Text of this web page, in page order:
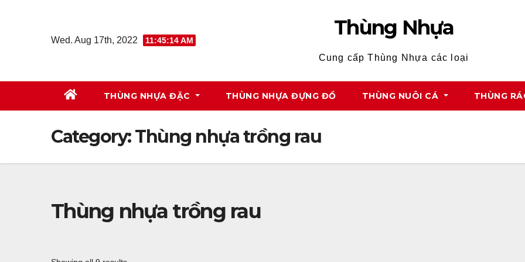
Wed. Aug 17th, 2022 11:45:15 AM
Thùng Nhựa
Cung cấp Thùng Nhựa các loại
THÙNG NHỰA ĐẶC THÙNG NHỰA ĐỰNG ĐỒ THÙNG NUÔI CÁ THÙNG
Category:Thùng nhựa trồng rau
Thùng nhựa trồng rau